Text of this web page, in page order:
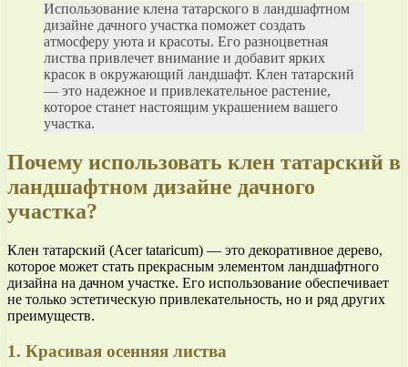
Использование клена татарского в ландшафтном
дизайне дачного участка поможет создать
атмосферу уюта и красоты. Его разноцветная
листва привлечет внимание и добавит ярких
красок в окружающий ландшафт. Клен татарский
— это надежное и привлекательное растение,
которое станет настоящим украшением вашего
участка.
Почему использовать клен татарский в
ландшафтном дизайне дачного
участка?
Клен татарский (Acer tataricum) — это декоративное дерево,
которое может стать прекрасным элементом ландшафтного
дизайна на дачном участке. Его использование обеспечивает
не только эстетическую привлекательность, но и ряд других
преимуществ.
1. Красивая осенняя листва